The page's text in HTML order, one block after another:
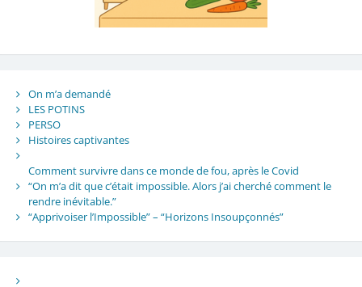
On m’a demandé
LES POTINS
PERSO
Histoires captivantes
Comment survivre dans ce monde de fou, après le Covid
“On m’a dit que c’était impossible. Alors j’ai cherché comment le
rendre inévitable.”
“Apprivoiser l’Impossible” – “Horizons Insoupçonnés”